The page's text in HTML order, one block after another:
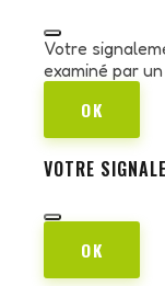
Votre
examiné par
OK
VOTRE
OK